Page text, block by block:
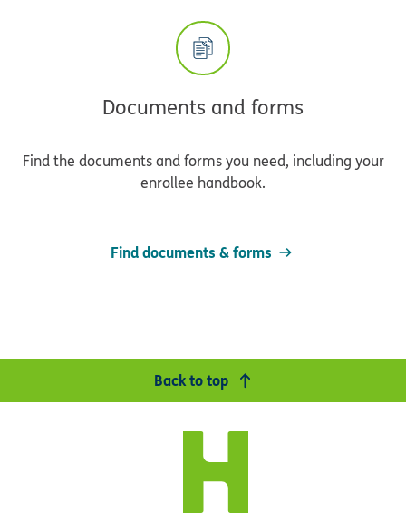
Documents and forms
Find the documents and forms you need, including your
enrollee handbook.
Find documents & forms
Back to top